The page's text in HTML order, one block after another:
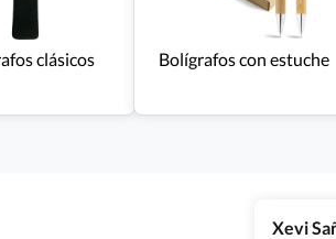
clásicos Bolígrafos con estuche
Xevi